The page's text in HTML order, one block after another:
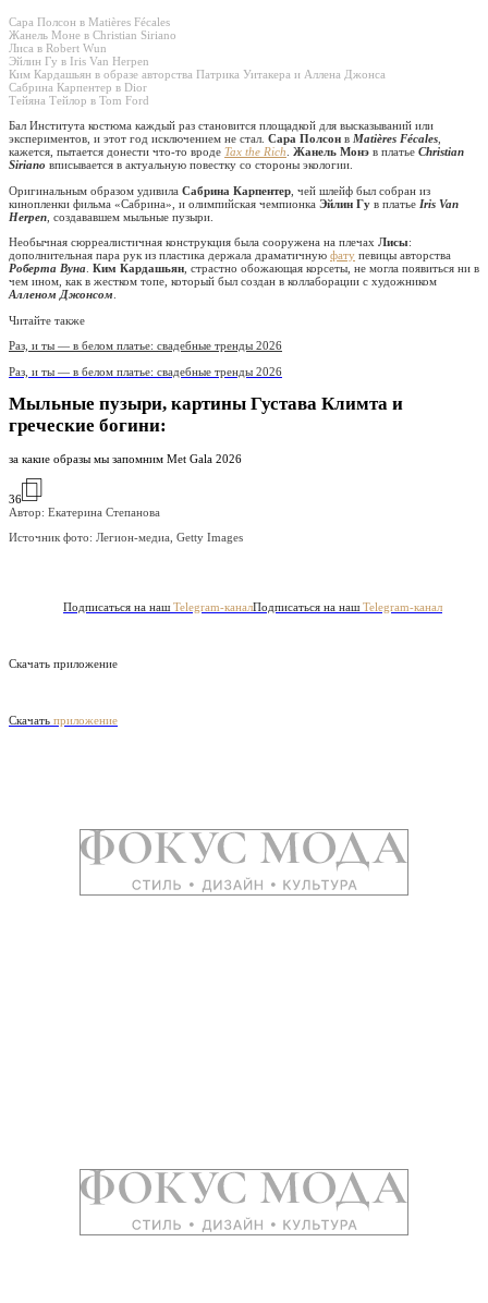
Сара Полсон в Matières Fécales
Жанель Моне в Christian Siriano
Лиса в Robert Wun
Эйлин Гу в Iris Van Herpen
Ким Кардашьян в образе авторства Патрика Уитакера и Аллена Джонса
Сабрина Карпентер в Dior
Тейяна Тейлор в Tom Ford
Бал Института костюма каждый раз становится площадкой для высказываний или
экспериментов, и этот год исключением не стал. Сара Полсон в Matières Fécales,
кажется, пытается донести что-то вроде Tax the Rich. Жанель Монэ в платье Christian
Siriano вписывается в актуальную повестку со стороны экологии.
Оригинальным образом удивила Сабрина Карпентер , чей шлейф был собран из
кинопленки фильма «Сабрина», и олимпийская чемпионка Эйлин Гу в платье Iris Van
Herpen , создававшем мыльные пузыри.
Необычная сюрреалистичная конструкция была сооружена на плечах Лисы:
дополнительная пара рук из пластика держала драматичную фату певицы авторства
Роберта Вуна. Ким Кардашьян, страстно обожающая корсеты, не могла появиться ни в
чем ином, как в жестком топе, который был создан в коллаборации с художником
Алленом Джонсом.
Читайте также
Раз, и ты — в белом платье: свадебные тренды 2026
Раз, и ты — в белом платье: свадебные тренды 2026
Мыльные пузыри, картины Густава Климта и
греческие богини:
за какие образы мы запомним Met Gala 2026
36
Автор: Екатерина Степанова
Источник фото: Легион-медиа, Getty Images
Подписаться на наш Telegram-каналПодписаться на наш Telegram-канал
Скачать приложение
Скачать приложение